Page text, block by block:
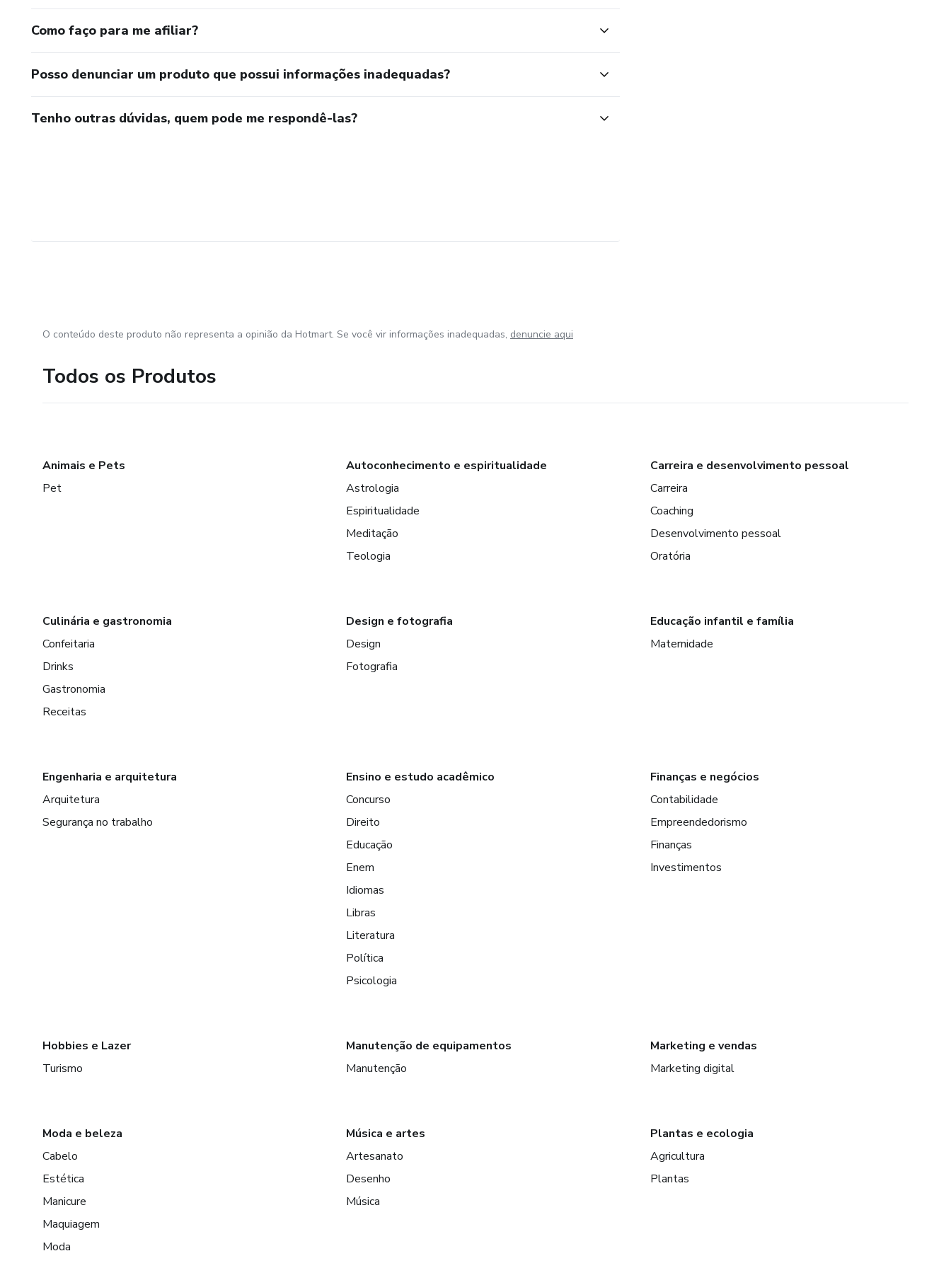
Como faço para me afiliar?
Posso denunciar um produto que possui informações inadequadas?
Tenho outras dúvidas, quem pode me respondê-las?
O conteúdo deste produto não representa a opinião da Hotmart. Se você vir informações inadequadas, denuncie aqui
Todos os Produtos
Animais e Pets
Pet
Autoconhecimento e espiritualidade
Astrologia
Espiritualidade
Meditação
Teologia
Carreira e desenvolvimento pessoal
Carreira
Coaching
Desenvolvimento pessoal
Oratória
Culinária e gastronomia
Confeitaria
Drinks
Gastronomia
Receitas
Design e fotografia
Design
Fotografia
Educação infantil e família
Maternidade
Engenharia e arquitetura
Arquitetura
Segurança no trabalho
Ensino e estudo acadêmico
Concurso
Direito
Educação
Enem
Idiomas
Libras
Literatura
Política
Psicologia
Finanças e negócios
Contabilidade
Empreendedorismo
Finanças
Investimentos
Hobbies e Lazer
Turismo
Manutenção de equipamentos
Manutenção
Marketing e vendas
Marketing digital
Moda e beleza
Cabelo
Estética
Manicure
Maquiagem
Moda
Música e artes
Artesanato
Desenho
Música
Plantas e ecologia
Agricultura
Plantas